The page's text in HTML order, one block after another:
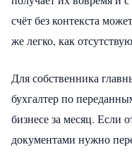
счёт без контекста
же легко, как
Для собственника
бухгалтер по
бизнесе за месяц. Если
документами нужно